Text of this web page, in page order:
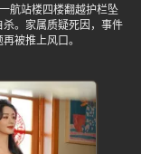
航站楼四楼翻越护栏坠
。家属质疑死因，事件
被推上风口。